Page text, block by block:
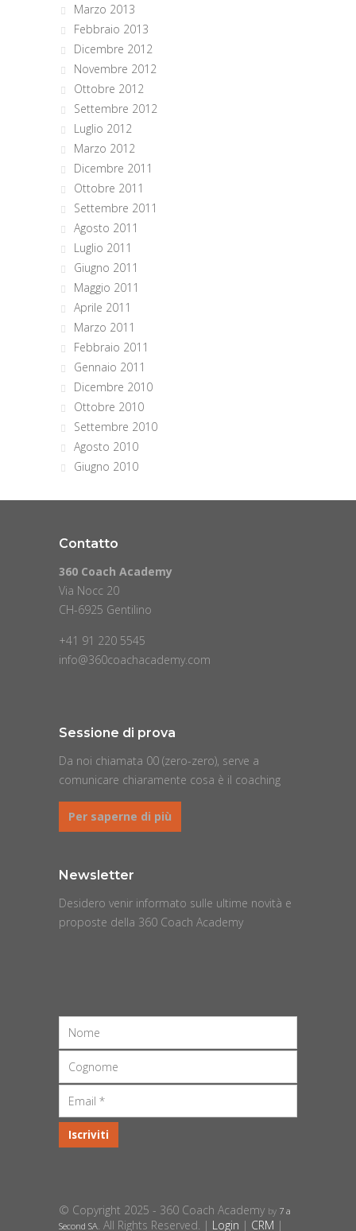
Marzo 2013
Febbraio 2013
Dicembre 2012
Novembre 2012
Ottobre 2012
Settembre 2012
Luglio 2012
Marzo 2012
Dicembre 2011
Ottobre 2011
Settembre 2011
Agosto 2011
Luglio 2011
Giugno 2011
Maggio 2011
Aprile 2011
Marzo 2011
Febbraio 2011
Gennaio 2011
Dicembre 2010
Ottobre 2010
Settembre 2010
Agosto 2010
Giugno 2010
Contatto
360 Coach Academy
Via Nocc 20
CH-6925 Gentilino
+41 91 220 5545
info@360coachacademy.com
Sessione di prova
Da noi chiamata 00 (zero-zero), serve a
comunicare chiaramente cosa è il coaching
Per saperne di più
Newsletter
Desidero venir informato sulle ultime novità e
proposte della 360 Coach Academy
© Copyright 2025 - 360 Coach Academy by 7 a
Second SA. All Rights Reserved. | Login | CRM |